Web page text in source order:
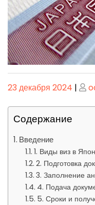
Опубликовано
23 декабря 2024 |
Содержание
Введение
1. Виды виз в
2. Подготовка
3. Заполнение
4. Подача
5. Сроки и